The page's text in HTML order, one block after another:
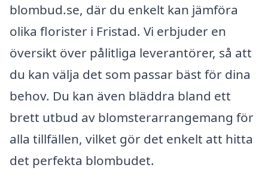
blombud.se, där du enkelt kan jämföra
olika florister i Fristad. Vi erbjuder en
översikt över pålitliga leverantörer, så att
du kan välja det som passar bäst för dina
behov. Du kan även bläddra bland ett
brett utbud av blomsterarrangemang för
alla tillfällen, vilket gör det enkelt att hitta
det perfekta blombudet.